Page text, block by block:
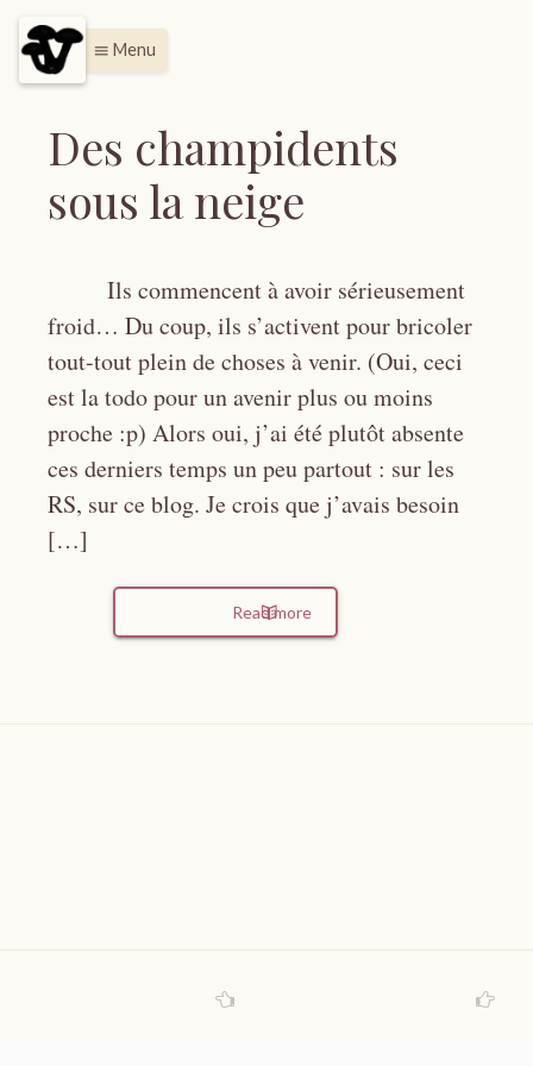
menu Menu
Des champidents
sous la neige
Ils commencent à avoir sérieusement
froid… Du coup, ils s’activent pour bricoler
tout-tout plein de choses à venir. (Oui, ceci
est la todo pour un avenir plus ou moins
proche :p) Alors oui, j’ai été plutôt absente
ces derniers temps un peu partout : sur les
RS, sur ce blog. Je crois que j’avais besoin
[…]
Read more